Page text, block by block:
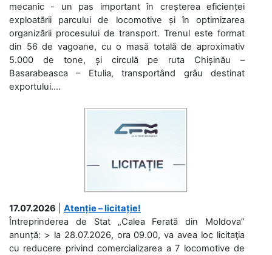
mecanic - un pas important în creșterea eficienței
exploatării parcului de locomotive și în optimizarea
organizării procesului de transport. Trenul este format
din 56 de vagoane, cu o masă totală de aproximativ
5.000 de tone, și circulă pe ruta Chișinău –
Basarabeasca – Etulia, transportând grâu destinat
exportului....
17.07.2026
Atenție – licitație!
Întreprinderea de Stat „Calea Ferată din Moldova”
anunță: > la 28.07.2026, ora 09.00, va avea loc licitaţia
cu reducere privind comercializarea a 7 locomotive de